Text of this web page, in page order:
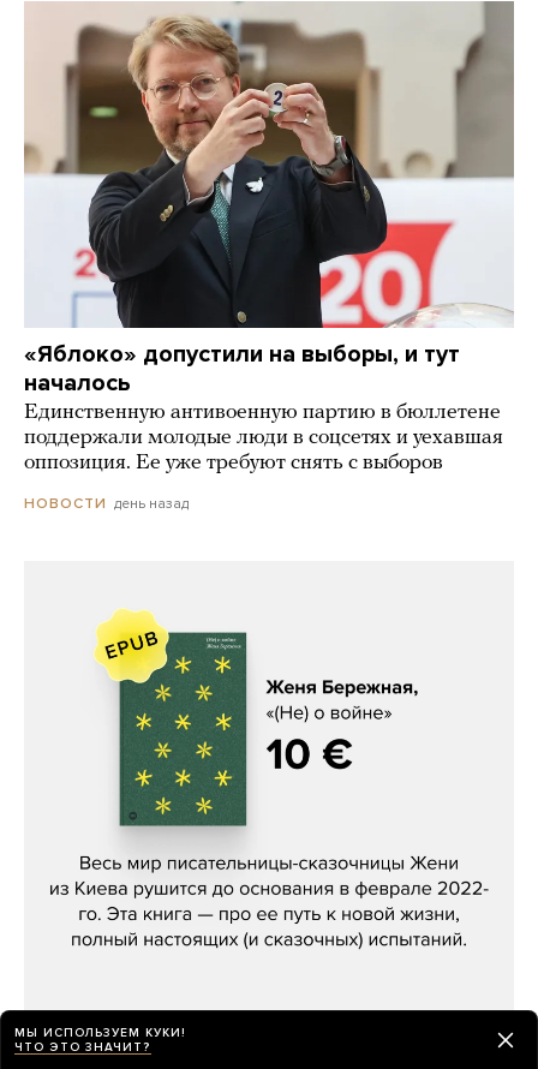
«Яблоко» допустили на выборы, и тут
началось
Единственную антивоенную партию в бюллетене
поддержали молодые люди в соцсетях и уехавшая
оппозиция. Ее уже требуют снять с выборов
НОВОСТИ день назад
Женя Бережная, «(Не) о войне»
МЫ ИСПОЛЬЗУЕМ КУКИ!
ЧТО ЭТО ЗНАЧИТ?